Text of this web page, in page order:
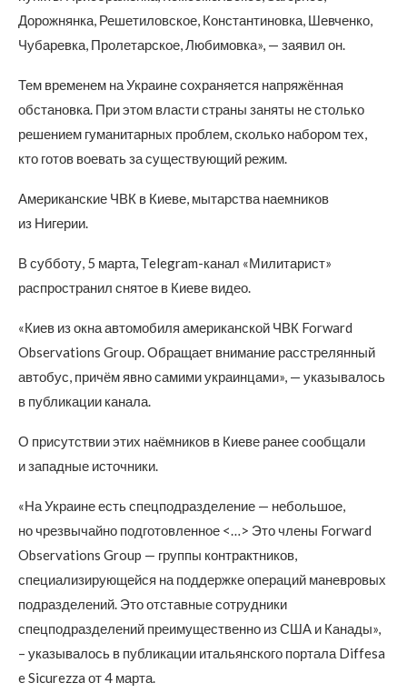
Дорожнянка, Решетиловское, Константиновка, Шевченко,
Чубаревка, Пролетарское, Любимовка», — заявил он.
Тем временем на Украине сохраняется напряжённая
обстановка. При этом власти страны заняты не столько
решением гуманитарных проблем, сколько набором тех,
кто готов воевать за существующий режим.
Американские ЧВК в Киеве, мытарства наемников
из Нигерии.
В субботу, 5 марта, Τelegram-канал «Милитарист»
распространил снятое в Киеве видео.
«Киев из окна автомобиля американской ЧВК Forward
Observations Group. Обращает внимание расстрелянный
автобус, причём явно самими украинцами», — указывалось
в публикации канала.
О присутствии этих наёмников в Киеве ранее сообщали
и западные источники.
«На Украине есть спецподразделение — небольшое,
но чрезвычайно подготовленное <…> Это члены Forward
Observations Group — группы контрактников,
специализирующейся на поддержке операций маневровых
подразделений. Это отставные сотрудники
спецподразделений преимущественно из США и Канады»,
– указывалось в публикации итальянского портала Diffesa
e Sicurezza от 4 марта.